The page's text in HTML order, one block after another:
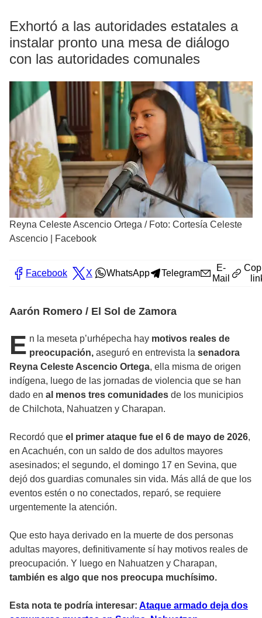
Exhortó a las autoridades estatales a
instalar pronto una mesa de diálogo
con las autoridades comunales
Reyna Celeste Ascencio Ortega / Foto: Cortesía Celeste
Ascencio | Facebook
Facebook X WhatsApp Telegram
E-
Mail
Aarón Romero / El Sol de Zamora
E n la meseta p’urhépecha hay motivos reales de
preocupación, aseguró en entrevista la senadora
Reyna Celeste Ascencio Ortega, ella misma de origen
indígena, luego de las jornadas de violencia que se han
dado en al menos tres comunidades de los municipios
de Chilchota, Nahuatzen y Charapan.
Recordó que el primer ataque fue el 6 de mayo de 2026,
en Acachuén, con un saldo de dos adultos mayores
asesinados; el segundo, el domingo 17 en Sevina, que
dejó dos guardias comunales sin vida. Más allá de que los
eventos estén o no conectados, reparó, se requiere
urgentemente la atención.
Que esto haya derivado en la muerte de dos personas
adultas mayores, definitivamente sí hay motivos reales de
preocupación. Y luego en Nahuatzen y Charapan,
también es algo que nos preocupa muchísimo.
Esta nota te podría interesar: Ataque armado deja dos